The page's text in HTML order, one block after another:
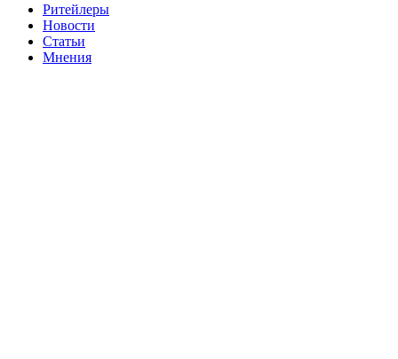
Ритейлеры
Новости
Статьи
Мнения